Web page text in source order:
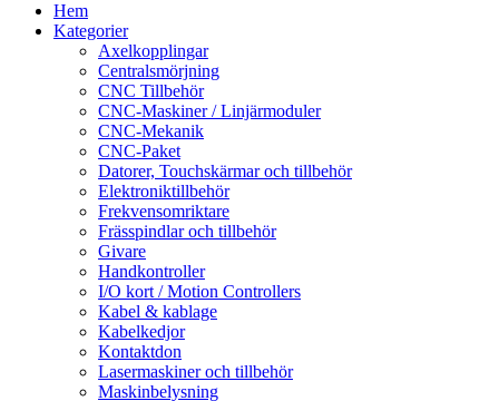
Hem
Kategorier
Axelkopplingar
Centralsmörjning
CNC Tillbehör
CNC-Maskiner / Linjärmoduler
CNC-Mekanik
CNC-Paket
Datorer, Touchskärmar och tillbehör
Elektroniktillbehör
Frekvensomriktare
Frässpindlar och tillbehör
Givare
Handkontroller
I/O kort / Motion Controllers
Kabel & kablage
Kabelkedjor
Kontaktdon
Lasermaskiner och tillbehör
Maskinbelysning